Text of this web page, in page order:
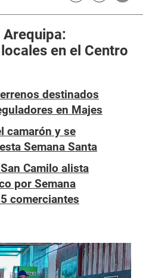
Arequipa:
en el Centro
destinados
en Majes
camarón y se
Semana Santa
Camilo alista
por Semana
comerciantes